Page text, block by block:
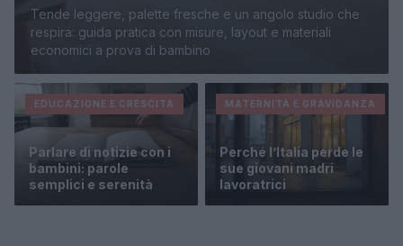
Tende leggere, palette fresche e un angolo studio che
respira: guida pratica con misure, layout e materiali
economici a prova di bambino
EDUCAZIONE E CRESCITA
Parlare di notizie con i
bambini: parole
semplici e serenità
MATERNITÀ E GRAVIDANZA
Perché l’Italia perde le
sue giovani madri
lavoratrici